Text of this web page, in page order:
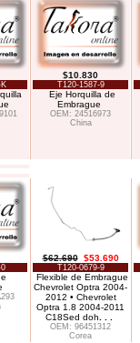
$10.830
T120-1587-9
Eje Horquilla de
Embrague
OEM: 24516973
China
$62.690 $53.690
T120-0679-9
Flexible de Embrague
Chevrolet Optra 2004-
2012 • Chevrolet
Optra 1.8 2004-2011
C18Sed doh
OEM: 96451312
Corea